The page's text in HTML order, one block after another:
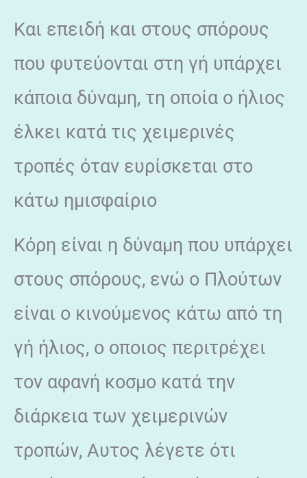
Και επειδή και στους σπόρους
που φυτεύονται στη γή υπάρχει
κάποια δύναμη, τη οποία ο ήλιος
έλκει κατά τις χειμερινές
τροπές όταν ευρίσκεται στο
κάτω ημισφαίριο
Κόρη είναι η δύναμη που υπάρχει
στους σπόρους, ενώ ο Πλούτων
είναι ο κινούμενος κάτω από τη
γή ήλιος, ο οποιος περιτρέχει
τον αφανή κοσμο κατά την
διάρκεια των χειμερινών
τροπών, Αυτος λέγετε ότι